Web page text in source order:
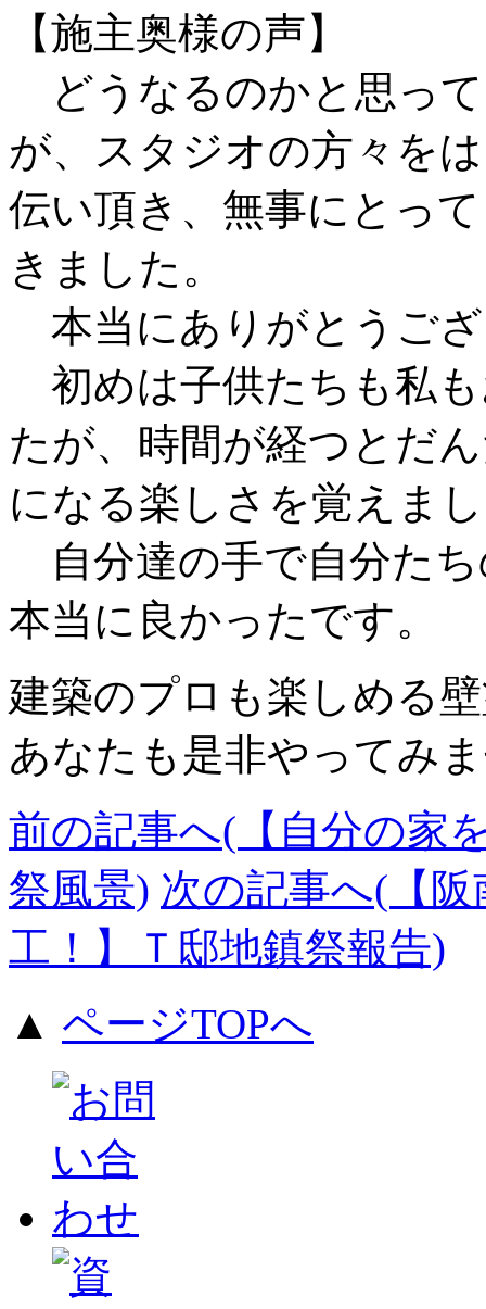
【施主奥様の声】
どうなるのかと思っ
が、スタジオの方々を
伝い頂き、無事にとっ
きました。
本当にありがとうご
初めは子供たちも私
たが、時間が経つとだ
になる楽しさを覚えま
自分達の手で自分た
本当に良かったです。
建築のプロも楽しめる
あなたも是非やってみ
前の記事へ(【自分の家
祭風景) 次の記事へ(【
工！】Ｔ邸地鎮祭報告)
▲ ページTOPへ